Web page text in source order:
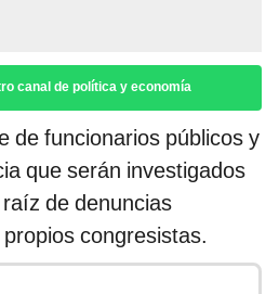
canal de política y economía
de funcionarios públicos y
que serán investigados
de denuncias
congresistas.